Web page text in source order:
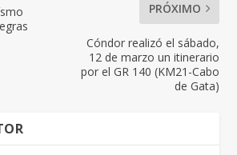
PRÓXIMO
Cóndor realizó el sábado,
12 de marzo un itinerario
por el GR 140 (KM21-Cabo
de Gata)